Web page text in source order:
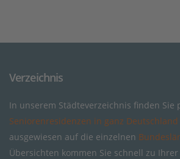
Verzeichnis
In unserem Städteverzeichnis finden Sie
Seniorenresidenzen in ganz Deutschland
ausgewiesen auf die einzelnen
Übersichten kommen Sie schnell zu